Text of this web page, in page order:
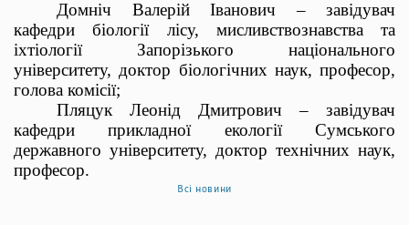
Домніч Валерій Іванович – завідувач
кафедри біології лісу, мисливствознавства та
іхтіології Запорізького національного
університету, доктор біологічних наук, професор,
голова комісії;
Пляцук Леонід Дмитрович – завідувач
кафедри прикладної екології Сумського
державного університету, доктор технічних наук,
професор.
Всі новини